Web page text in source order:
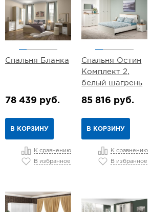
Спальня Бланка
78 439 руб.
В КОРЗИНУ
К сравнению
В избранное
Спальня Остин
Комплект 2,
белый шагрень
85 816 руб.
В КОРЗИНУ
К сравнению
В избранное